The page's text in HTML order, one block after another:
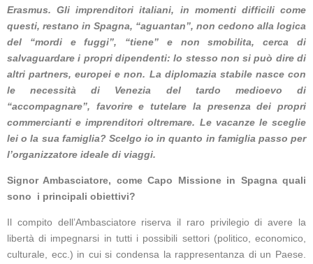
Erasmus. Gli imprenditori italiani, in momenti difficili come
questi, restano in Spagna, “aguantan”, non cedono alla logica
del “mordi e fuggi”, “tiene” e non smobilita, cerca di
salvaguardare i propri dipendenti: lo stesso non si può dire di
altri partners, europei e non. La diplomazia stabile nasce con
le necessità di Venezia del tardo medioevo di
“accompagnare”, favorire e tutelare la presenza dei propri
commercianti e imprenditori oltremare. Le vacanze le sceglie
lei o la sua famiglia? Scelgo io in quanto in famiglia passo per
l’organizzatore ideale di viaggi.
Signor Ambasciatore, come Capo Missione in Spagna quali
sono i principali obiettivi?
Il compito dell’Ambasciatore riserva il raro privilegio di avere la
libertà di impegnarsi in tutti i possibili settori (politico, economico,
culturale, ecc.) in cui si condensa la rappresentanza di un Paese.